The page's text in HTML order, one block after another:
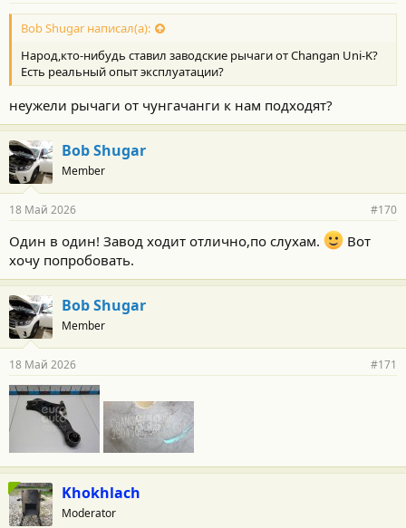
Bob Shugar написал(а):
Народ,кто-нибудь ставил заводские рычаги от Changan Uni-K?
Есть реальный опыт эксплуатации?
неужели рычаги от чунгачанги к нам подходят?
Bob Shugar
Member
18 Май 2026 #170
Один в один! Завод ходит отлично,по слухам.
Вот
хочу попробовать.
Bob Shugar
Member
18 Май 2026 #171
Khokhlach
Moderator